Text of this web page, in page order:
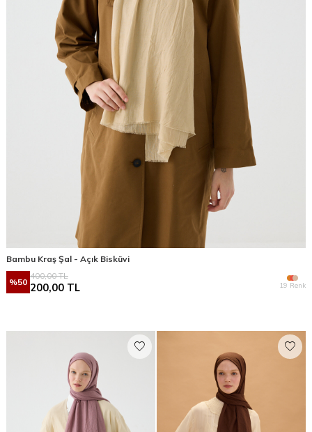
Bambu Kraş Şal - Açık Bisküvi
%50
400,00TL
200,00 TL 19 Renk